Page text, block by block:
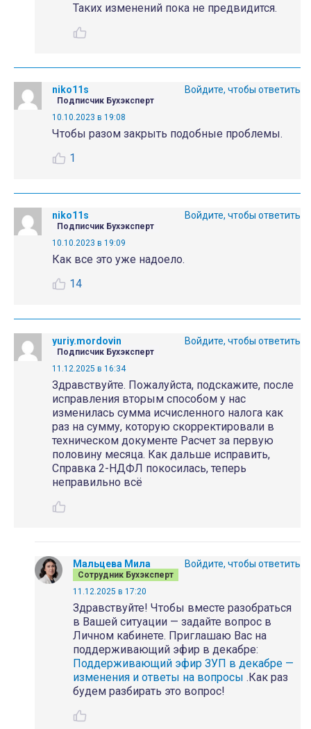
Таких изменений пока не предвидится.
niko11s
Подписчик Бухэксперт
10.10.2023 в 19:08
Чтобы разом закрыть подобные проблемы.
1
Войдите, чтобы ответить
niko11s
Подписчик Бухэксперт
10.10.2023 в 19:09
Как все это уже надоело.
14
Войдите, чтобы ответить
yuriy.mordovin
Подписчик Бухэксперт
11.12.2025 в 16:34
Здравствуйте. Пожалуйста, подскажите, после
исправления вторым способом у нас
изменилась сумма исчисленного налога как
раз на сумму, которую скорректировали в
техническом документе Расчет за первую
половину месяца. Как дальше исправить,
Справка 2-НДФЛ покосилась, теперь
неправильно всё
Войдите, чтобы ответить
Мальцева Мила
Сотрудник Бухэксперт
11.12.2025 в 17:20
Здравствуйте! Чтобы вместе разобраться
в Вашей ситуации — задайте вопрос в
Личном кабинете. Приглашаю Вас на
поддерживающий эфир в декабре:
Поддерживающий эфир ЗУП в декабре —
изменения и ответы на вопросы .Как раз
будем разбирать это вопрос!
Войдите, чтобы ответить